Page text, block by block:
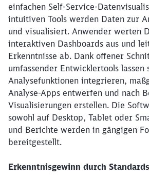
einfachen Self-Service-
intuitiven Tools werden Daten zur
und visualisiert. Anwender werten
interaktiven Dashboards aus und
Erkenntnisse ab. Dank offener
umfassender Entwicklertools lassen
Analysefunktionen integrieren,
Analyse-Apps entwerfen und nach
Visualisierungen erstellen. Die
sowohl auf Desktop, Tablet oder
und Berichte werden in gängigen
bereitgestellt.
Erkenntnisgewinn durch Standards